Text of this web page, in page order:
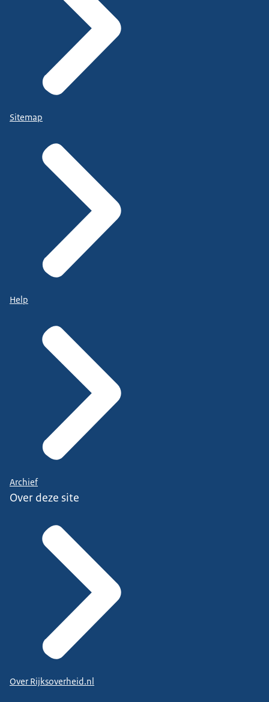
Sitemap
Help
Archief
Over deze site
Over Rijksoverheid.nl